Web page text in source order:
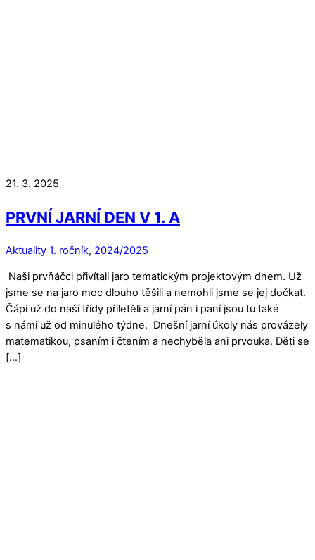
21. 3. 2025
PRVNÍ JARNÍ DEN V 1. A
Aktuality 1. ročník, 2024/2025
Naši prvňáčci přivítali jaro tematickým projektovým dnem. Už
jsme se na jaro moc dlouho těšili a nemohli jsme se jej dočkat.
Čápi už do naší třídy přiletěli a jarní pán i paní jsou tu také
s námi už od minulého týdne. Dnešní jarní úkoly nás provázely
matematikou, psaním i čtením a nechyběla ani prvouka. Děti se
[…]